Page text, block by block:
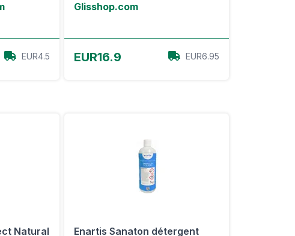
EUR4.5
Glisshop.com
EUR16.9 EUR6.95
Natural
Enartis Sanaton détergent